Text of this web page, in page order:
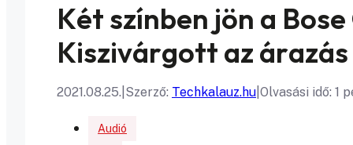
Két színben jön a
Kiszivárgott az árazás
2021.08.25. Szerző: Techkalauz.hu Olvasási idő: 1
Audió